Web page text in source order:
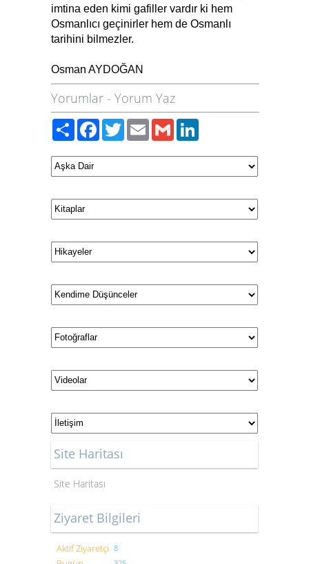
imtina eden kimi gafiller vardır ki hem
Osmanlıcı geçinirler hem de Osmanlı
tarihini bilmezler.
Osman AYDOĞAN
Yorumlar - Yorum Yaz
PaylaşFacebook
TwitterEmailGmail
Site Haritası
Site Haritası
Ziyaret Bilgileri
Aktif Ziyaretçi 8